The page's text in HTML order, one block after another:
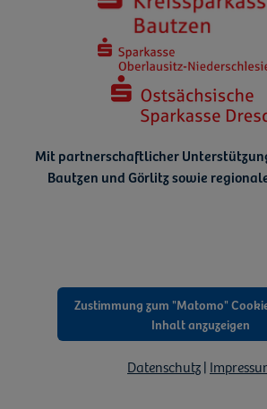
Mit partnerschaftlicher
Bautzen und Görlitzsowie
Zustimmung zum "Matomo"
Inhalt anzuzeigen
Datenschutz|